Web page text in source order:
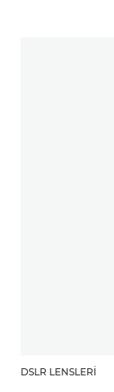
DSLR LENSLERI